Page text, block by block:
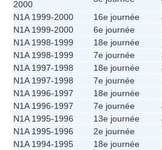
2000
N1A 1999-2000
16e journée
N1A 1999-2000
6e journée
N1A 1998-1999
18e journée
N1A 1998-1999
7e journée
N1A 1997-1998
18e journée
N1A 1997-1998
7e journée
N1A 1996-1997
18e journée
N1A 1996-1997
7e journée
N1A 1995-1996
13e journée
N1A 1995-1996
2e journée
N1A 1994-1995
18e journée